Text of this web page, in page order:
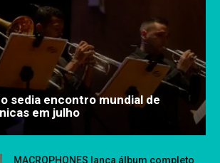
sedia encontro mundial de
em julho
MACROPHONES lança álbum completo